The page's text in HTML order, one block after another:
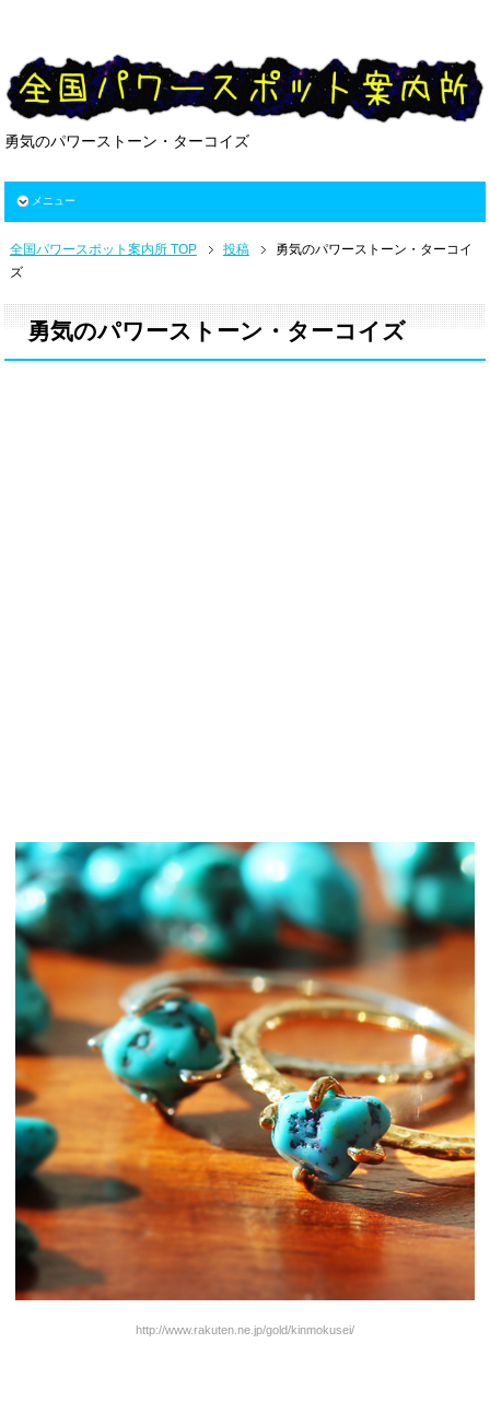
勇気のパワーストーン・ターコイズ
メニュー
全国パワースポット案内所 TOP 投稿
勇気のパワーストーン・ターコイ
ズ
勇気のパワーストーン・ターコイズ
http://www.rakuten.ne.jp/gold/kinmokusei/